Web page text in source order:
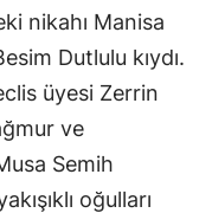
nikahı Manisa
Dutlulu kıydı.
üyesi Zerrin
ve
Semih
oğulları